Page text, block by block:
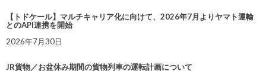
【トドケール】マルチキャリア化に向けて、2026年7月よりヤマト運輸
とのAPI連携を開始
2026年7月30日
JR貨物／お盆休み期間の貨物列車の運転計画について